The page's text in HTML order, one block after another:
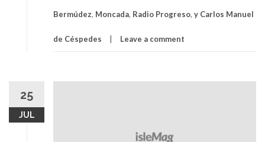
Bermúdez, Moncada, Radio Progreso, y Carlos Manuel
de Céspedes Leave a comment
25
JUL